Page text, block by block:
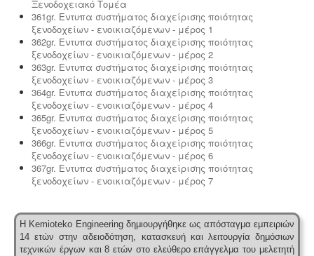
Ξενοδοχειακό Τομέα
361gr. Εντυπα συστήματος διαχείρισης ποιότητας
ξενοδοχείων - ενοικιαζόμενων - μέρος 1
362gr. Εντυπα συστήματος διαχείρισης ποιότητας
ξενοδοχείων - ενοικιαζόμενων - μέρος 2
363gr. Εντυπα συστήματος διαχείρισης ποιότητας
ξενοδοχείων - ενοικιαζόμενων - μέρος 3
364gr. Εντυπα συστήματος διαχείρισης ποιότητας
ξενοδοχείων - ενοικιαζόμενων - μέρος 4
365gr. Εντυπα συστήματος διαχείρισης ποιότητας
ξενοδοχείων - ενοικιαζόμενων - μέρος 5
366gr. Εντυπα συστήματος διαχείρισης ποιότητας
ξενοδοχείων - ενοικιαζόμενων - μέρος 6
367gr. Εντυπα συστήματος διαχείρισης ποιότητας
ξενοδοχείων - ενοικιαζόμενων - μέρος 7
Η Kemioteko Engineering δημιουργήθηκε ως απόσταγμα εμπειριών
14 ετών στην αδειοδότηση, κατασκευή και λειτουργία δημόσιων
τεχνικών έργων και 8 ετών στο ελεύθερο επάγγελμα του μελετητή